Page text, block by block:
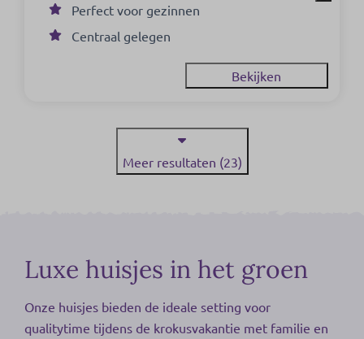
Perfect voor gezinnen
Centraal gelegen
Bekijken
Meer resultaten (23)
Luxe huisjes in het groen
Onze huisjes bieden de ideale setting voor
qualitytime tijdens de krokusvakantie met familie en